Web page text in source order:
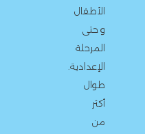
الأطفال
و حتى
المرحلة
الإعدادية.
طوال
أكثر
من